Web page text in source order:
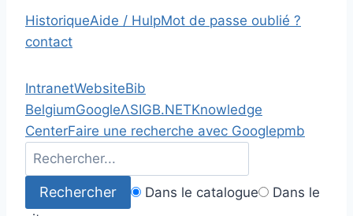
HistoriqueAide / HulpMot de passe oublié ?
contact
IntranetWebsiteBib
BelgiumGoogleΛSIGB.NETKnowledge
CenterFaire une recherche avec Googlepmb
Dans le catalogue
Dans le